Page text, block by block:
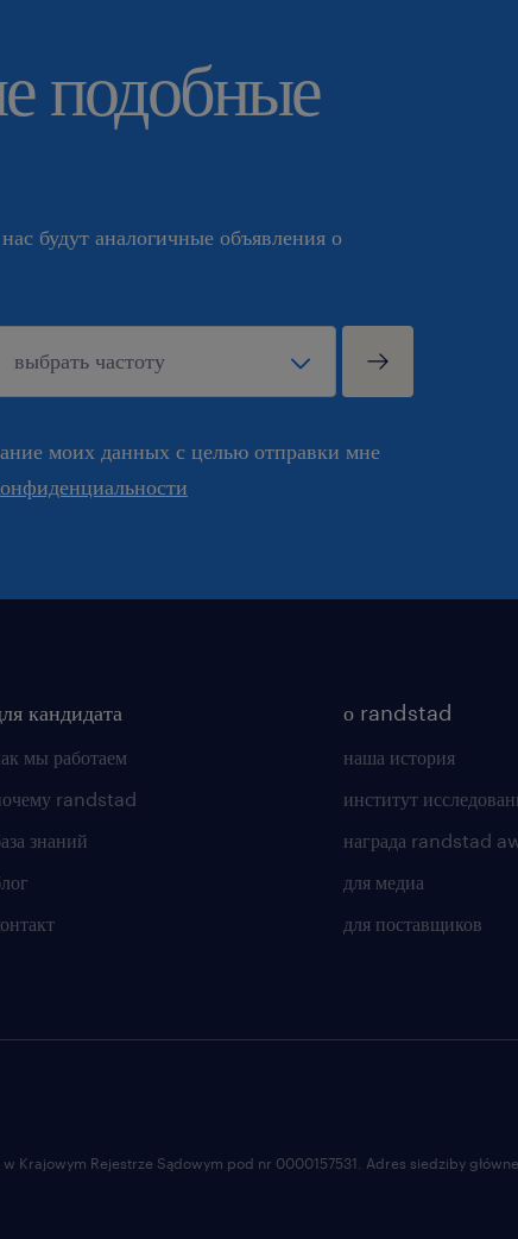
подобные
будут аналогичные объявления о
моих данных с целью отправки мне
кандидата
мы работаем
randstad
знаний
о randstad
наша история
институт
награда randstad
для медиа
для поставщиков
Krajowym Rejestrze Sądowym pod nr 0000157531. Adres siedziby